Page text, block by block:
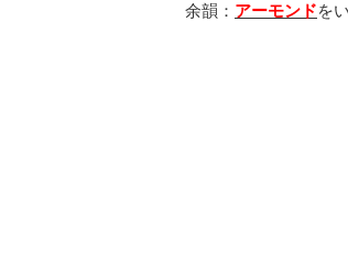
余韻： アーモンドを